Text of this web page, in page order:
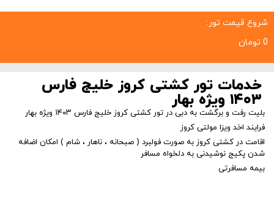
شروع قیمت تور:
0 تومان
خدمات تور کشتی کروز خلیج فارس
۱۴۰۳ ویژه بهار
بلیت رفت و برگشت به دبی در تور کشتی کروز خلیج فارس ۱۴۰۳ ویژه بهار
فرایند اخد ویزا مولتی کروز
اقامت در کشتی کروز به صورت فولبرد ( صبحانه ، ناهار ، شام ) امکان اضافه
شدن پکیج نوشیدنی به دلخواه مسافر
بیمه مسافرتی